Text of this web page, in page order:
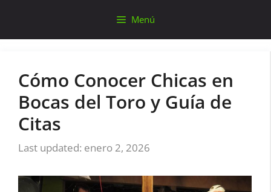
contenido
Menú
Cómo Conocer Chicas en
Bocas del Toro y Guía de
Citas
enero 2, 2026